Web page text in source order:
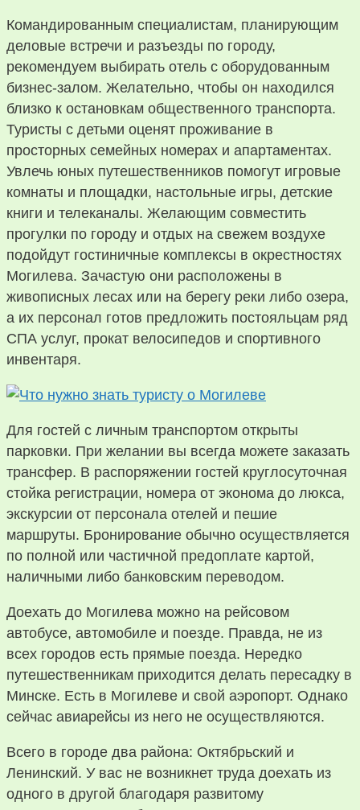
Командированным специалистам, планирующим
деловые встречи и разъезды по городу,
рекомендуем выбирать отель с оборудованным
бизнес-залом. Желательно, чтобы он находился
близко к остановкам общественного транспорта.
Туристы с детьми оценят проживание в
просторных семейных номерах и апартаментах.
Увлечь юных путешественников помогут игровые
комнаты и площадки, настольные игры, детские
книги и телеканалы. Желающим совместить
прогулки по городу и отдых на свежем воздухе
подойдут гостиничные комплексы в окрестностях
Могилева. Зачастую они расположены в
живописных лесах или на берегу реки либо озера,
а их персонал готов предложить постояльцам ряд
СПА услуг, прокат велосипедов и спортивного
инвентаря.
Для гостей с личным транспортом открыты
парковки. При желании вы всегда можете заказать
трансфер. В распоряжении гостей круглосуточная
стойка регистрации, номера от эконома до люкса,
экскурсии от персонала отелей и пешие
маршруты. Бронирование обычно осуществляется
по полной или частичной предоплате картой,
наличными либо банковским переводом.
Доехать до Могилева можно на рейсовом
автобусе, автомобиле и поезде. Правда, не из
всех городов есть прямые поезда. Нередко
путешественникам приходится делать пересадку в
Минске. Есть в Могилеве и свой аэропорт. Однако
сейчас авиарейсы из него не осуществляются.
Всего в городе два района: Октябрьский и
Ленинский. У вас не возникнет труда доехать из
одного в другой благодаря развитому